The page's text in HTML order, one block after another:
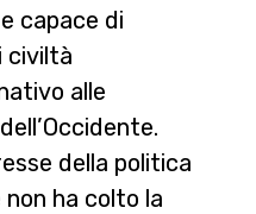
capace di
civiltà
alle
della politica
ha colto la